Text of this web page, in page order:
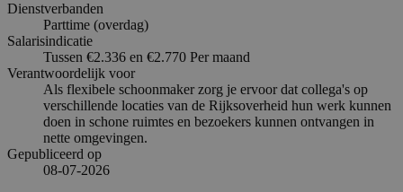
Dienstverbanden
Parttime (overdag)
Salarisindicatie
Tussen €2.336 en €2.770 Per maand
Verantwoordelijk voor
Als flexibele schoonmaker zorg je ervoor dat collega's op
verschillende locaties van de Rijksoverheid hun werk kunnen
doen in schone ruimtes en bezoekers kunnen ontvangen in
nette omgevingen.
Gepubliceerd op
08-07-2026